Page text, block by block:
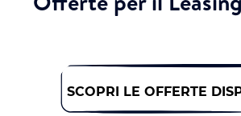
SCOPRI LE OFFERTE